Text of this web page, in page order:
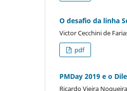
O desafio da linha
Victor Cecchini de
pdf
PMDay 2019 e o
Ricardo Vieira